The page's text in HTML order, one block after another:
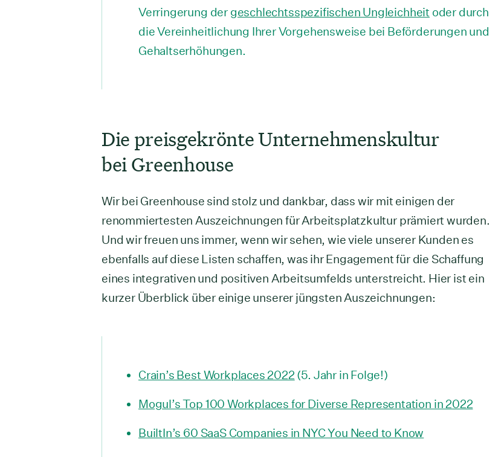
Verringerung der geschlechtsspezifischen Ungleichheit oder durch
die Vereinheitlichung Ihrer Vorgehensweise bei Beförderungen und
Gehaltserhöhungen.
Die preisgekrönte Unternehmenskultur
bei Greenhouse
Wir bei Greenhouse sind stolz und dankbar, dass wir mit einigen der
renommiertesten Auszeichnungen für Arbeitsplatzkultur prämiert wurden.
Und wir freuen uns immer, wenn wir sehen, wie viele unserer Kunden es
ebenfalls auf diese Listen schaffen, was ihr Engagement für die Schaffung
eines integrativen und positiven Arbeitsumfelds unterstreicht. Hier ist ein
kurzer Überblick über einige unserer jüngsten Auszeichnungen:
Crain’s Best Workplaces 2022 (5. Jahr in Folge!)
Mogul’s Top 100 Workplaces for Diverse Representation in 2022
BuiltIn’s 60 SaaS Companies in NYC You Need to Know